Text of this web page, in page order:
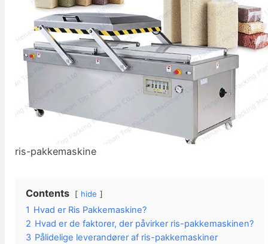
ris-pakkemaskine
Contents hide
1 Hvad er Ris Pakkemaskine?
2 Hvad er de faktorer, der påvirker ris-pakkemaskinen?
3 Pålidelige leverandører af ris-pakkemaskiner